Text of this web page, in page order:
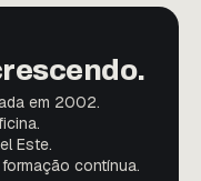
em 2002.
Este.
contínua.